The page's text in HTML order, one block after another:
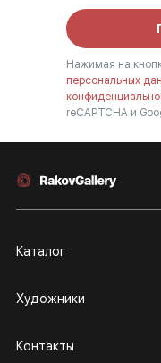
Нажимая на
персональных
reCAPTCHA и
Каталог
Художники
Контакты